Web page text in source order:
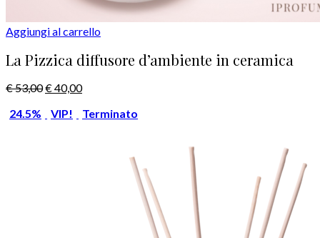
Aggiungi al carrello
La Pizzica diffusore d’ambiente in ceramica
€53,00€40,00
24.5%
VIP! Terminato